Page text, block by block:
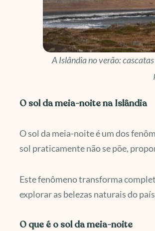
A Islândia no verão:
O sol da meia-noite na Islândia
O sol da meia-noite é um dos
sol praticamente não se põe,
Este fenômeno transforma
explorar as belezas naturais do
O que é o sol da meia-noite